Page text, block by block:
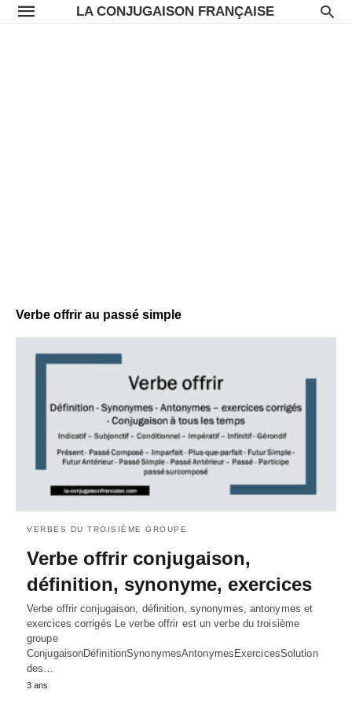
LA CONJUGAISON FRANÇAISE
Verbe offrir au passé simple
VERBES DU TROISIÈME GROUPE
Verbe offrir conjugaison,
définition, synonyme, exercices
Verbe offrir conjugaison, définition, synonymes, antonymes et
exercices corrigés Le verbe offrir est un verbe du troisième
groupe
ConjugaisonDéfinitionSynonymesAntonymesExercicesSolution
des…
3 ans